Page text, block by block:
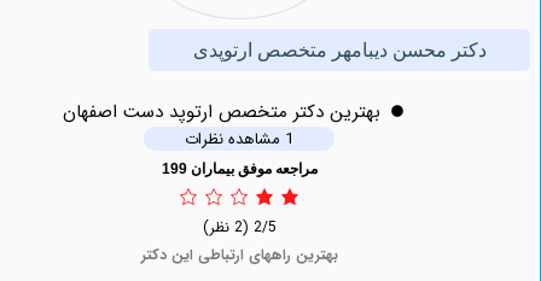
محسن دیبامهر متخصص ارتوپدی
بهترين دکتر متخصص ارتوپد دست اصفهان
مراجعه موفق بیماران 199
بهترین راههای ارتباطی این دکتر